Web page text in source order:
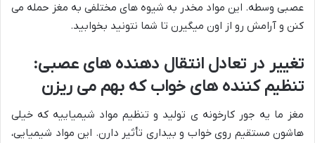
عصبی وسطه. این مواد مخدر به شیوه های مختلفی به مغز حمله می
کنن و آرامش رو از اون میگیرن تا شما نتونید بخوابید.
تغییر در تعادل انتقال دهنده های عصبی:
تنظیم کننده های خواب که بهم می ریزن
مغز ما یه جور کارخونه ی تولید و تنظیم مواد شیمیاییه که خیلی
هاشون مستقیم روی خواب و بیداری تأثیر دارن. این مواد شیمیایی،